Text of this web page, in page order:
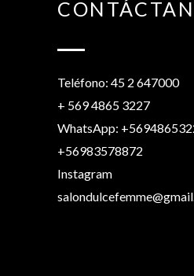
Teléfono: 45 2 647000
+ 569 4865 3227
WhatsApp:
+56983578872
Instagram